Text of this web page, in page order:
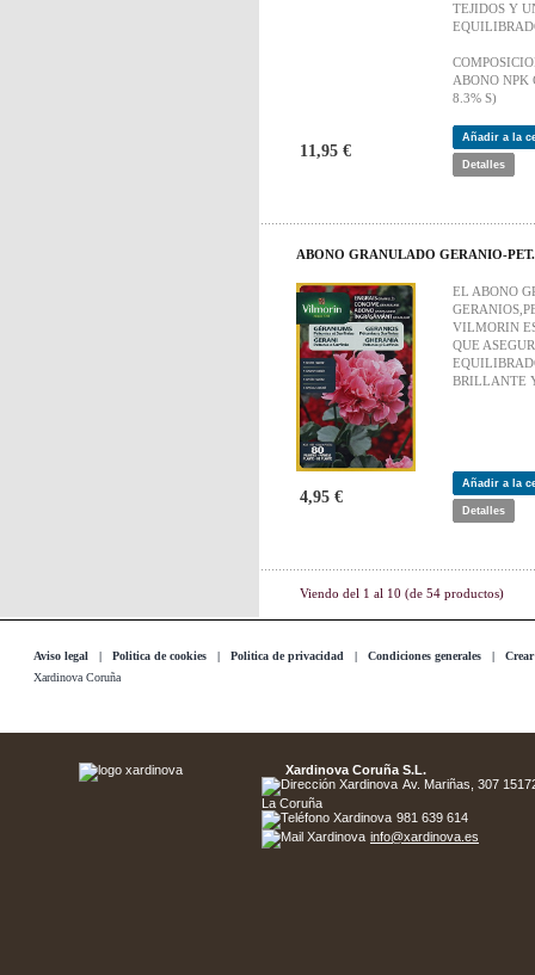
TEJIDOS Y
ABONO NPK
8.3% S)
11,95 €
Añadir a la
Detalles
ABONO GRANULADO GERANIO-
EL ABONO
VILMORIN
QUE
BRILLANTE
4,95 €
Añadir a la
Detalles
Viendo del 1 al 10 (de 54 productos)
Aviso legal | Politica de cookies | Politica de privacidad | Condiciones generales |
Xardinova Coruña
Xardinova Coruña S.L.
Av. Mariñas, 307
La Coruña
981 639 614
info@xardinova.es